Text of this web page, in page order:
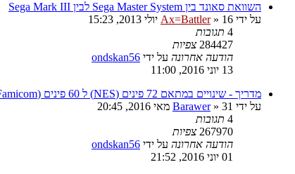
השוואת סאונד בין Sega Master System לבין Sega Mark III
על ידי
Ax=Battler» 16 יולי 2013, 15:23
4 תגובות
284427 צפיות
הודעה אחרונה על ידי ondskan56
13 יוני 2016, 11:00
מדריך - שינויים במתאם 72 פינים (NES) ל 60 פינים (Famicom) - למשחקי MMC5 ו Expansion Audio
על ידי
Barawer» 31 מאי 2016, 20:45
4 תגובות
267970 צפיות
הודעה אחרונה על ידי ondskan56
01 יוני 2016, 21:52